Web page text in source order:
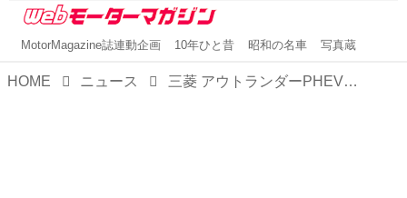
MotorMagazine誌連動企画 10年ひと昔 昭和の名車 写真蔵
HOME ニュース 三菱 アウトランダーPHEVが2024年度のPHEVカテゴリー国内販売台数No.1を獲得！